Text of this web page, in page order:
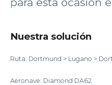
Nuestra solución
Ruta: Dortmund > Lugano >
Aeronave: Diamond DA62